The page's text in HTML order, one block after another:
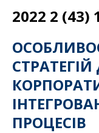
2022 2 (43)
СТРАТЕГІЙ
ПРОЦЕСІВ